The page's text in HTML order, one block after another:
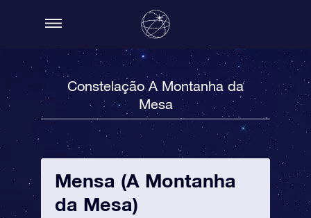
Constelação A Montanha da
Mesa
Mensa (A Montanha
da Mesa)